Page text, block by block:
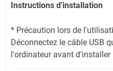
Instructions d'installation
* Précaution lors de
Déconnectez le câble USB
l'ordinateur avant d'installer